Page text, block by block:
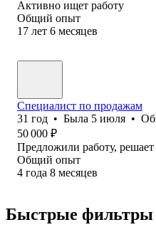
Активно ищет работу
Общий опыт
17 лет 6 месяцев
Специалист по продажам
31 год • Была 5 июля •
50 000 ₽
Предложили работу, решает
Общий опыт
4 года 8 месяцев
Быстрые фильтры